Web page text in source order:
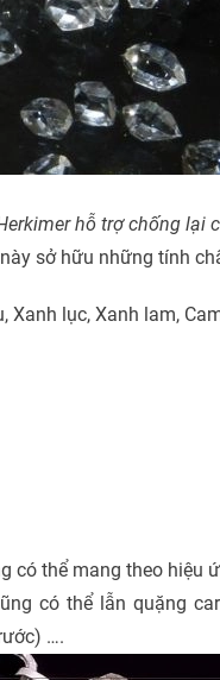
hỗ trợ chống lại
sở hữu những tính
Xanh lục, Xanh lam,
có thể mang theo hiệu
có thể lẫn quặng
….